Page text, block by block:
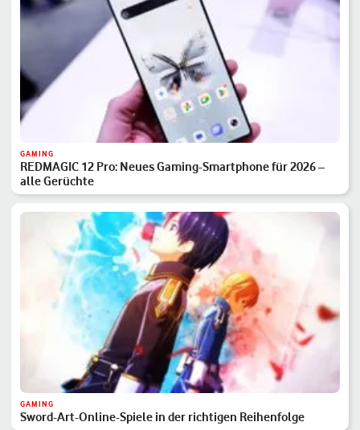
GAMING
REDMAGIC 12 Pro: Neues Gaming-Smartphone für 2026 –
alle Gerüchte
GAMING
Sword-Art-Online-Spiele in der richtigen Reihenfolge